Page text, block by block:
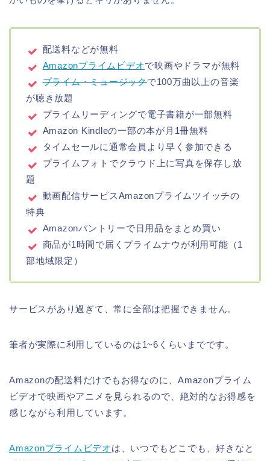
配送料などが無料
Amazonプライムビデオで映画やドラマが無料
プライム・ミュージックで100万曲以上の音楽
が聴き放題
プライムリーディングで電子書籍が一部無料
Amazon Kindleの一部の本が月1冊無料
タイムセールに通常会員より早く参加できる
プライムフォトでクラウド上に写真を保存し放
題
動画配信サービスAmazonプライムツイッチの
特典
Amazonパントリーで日用品をまとめ買い
商品が1時間で届くプライムナウが利用可能（1
部地域限定）
サービスがあり過ぎて、常に全部は把握できません。
筆者が実際に利用しているのは1~6くらいまでです。
Amazonの配送料だけでもお得なのに、Amazonプライム
ビデオで映画やアニメを見られるので、絶対的なお得感を
感じながら利用しています。
Amazonプライムビデオは、いつでもどこでも、好きなと